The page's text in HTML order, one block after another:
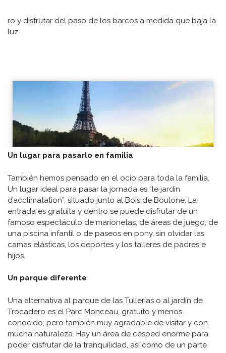
ro y disfrutar del paso de los barcos a medida que baja la
luz.
Un lugar para pasarlo en familia
También hemos pensado en el ocio para toda la familia.
Un lugar ideal para pasar la jornada es “le jardin
d’acclimatation”, situado junto al Bois de Boulone. La
entrada es gratuita y dentro se puede disfrutar de un
famoso espectáculo de marionetas, de áreas de juego, de
una piscina infantil o de paseos en pony, sin olvidar las
camas elásticas, los deportes y los talleres de padres e
hijos.
Un parque diferente
Una alternativa al parque de las Tullerías o al jardín de
Trocadero es el Parc Monceau, gratuito y menos
conocido, pero también muy agradable de visitar y con
mucha naturaleza. Hay un área de césped enorme para
poder disfrutar de la tranquilidad, así como de un parte